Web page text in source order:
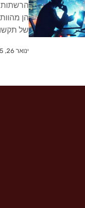
הרשתות
הן
של
ינואר 26, 2025